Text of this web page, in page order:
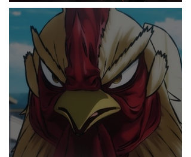
DUNGEONS & DRAGONS ¿TE